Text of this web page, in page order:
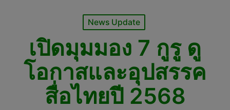
Posted
News Update
เปิดมุมมอง 7 กูรู ดู
โอกาสและอุปสรรค
สื่อไทยปี 2568